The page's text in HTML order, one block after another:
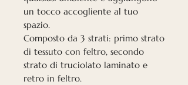
un tocco accogliente al tuo
spazio.
Composto da 3 strati: primo strato
di tessuto con feltro, secondo
strato di truciolato laminato e
retro in feltro.